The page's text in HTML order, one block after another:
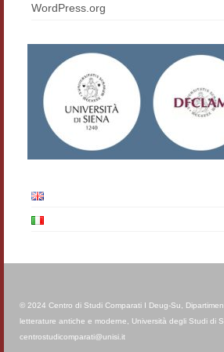
WordPress.org
© 2024 Centro di Studi Comparati I Deug-Su,
letterature antiche e moderne, Università degli Studi di
centrostudicomparati@unisi.it